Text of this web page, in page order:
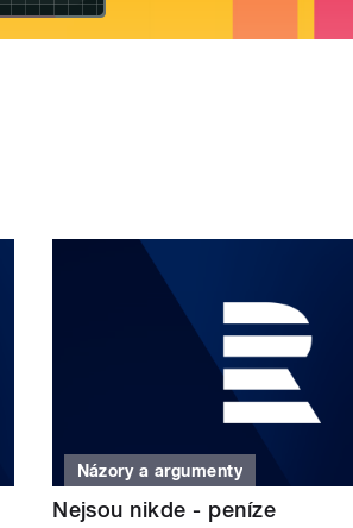
Názory a argumenty
Nejsou nikde - peníze